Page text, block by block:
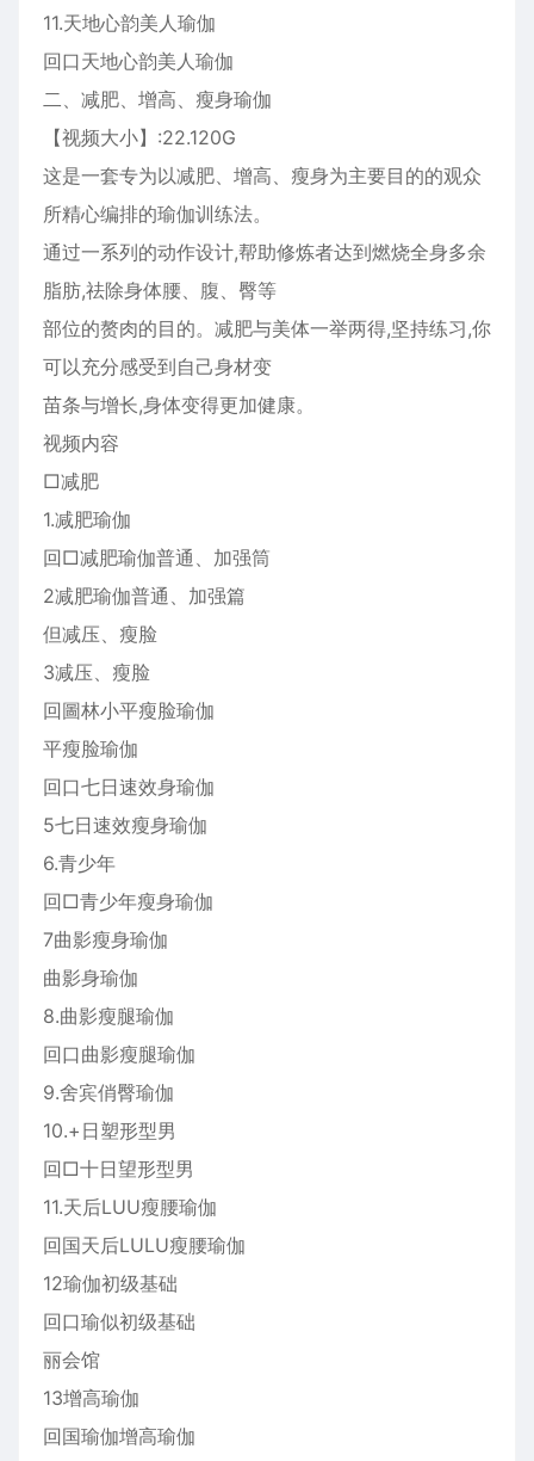
11.天地心韵美人瑜伽
回口天地心韵美人瑜伽
二、减肥、增高、瘦身瑜伽
【视频大小】:22.120G
这是一套专为以减肥、增高、瘦身为主要目的的观众
所精心编排的瑜伽训练法。
通过一系列的动作设计,帮助修炼者达到燃烧全身多余
脂肪,祛除身体腰、腹、臀等
部位的赘肉的目的。减肥与美体一举两得,坚持练习,你
可以充分感受到自己身材变
苗条与增长,身体变得更加健康。
视频内容
□减肥
1.减肥瑜伽
回□减肥瑜伽普通、加强筒
2减肥瑜伽普通、加强篇
但减压、瘦脸
3减压、瘦脸
回圖林小平瘦脸瑜伽
平瘦脸瑜伽
回口七日速效身瑜伽
5七日速效瘦身瑜伽
6.青少年
回□青少年瘦身瑜伽
7曲影瘦身瑜伽
曲影身瑜伽
8.曲影瘦腿瑜伽
回口曲影瘦腿瑜伽
9.舍宾俏臀瑜伽
10.+日塑形型男
回□十日望形型男
11.天后LUU瘦腰瑜伽
回国天后LULU瘦腰瑜伽
12瑜伽初级基础
回口瑜似初级基础
丽会馆
13增高瑜伽
回国瑜伽增高瑜伽